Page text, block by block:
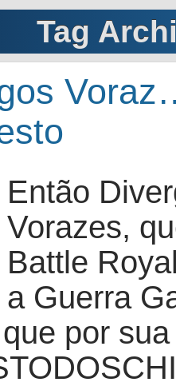
Tag
Então
Vorazes,
Battle
a Guerra
por